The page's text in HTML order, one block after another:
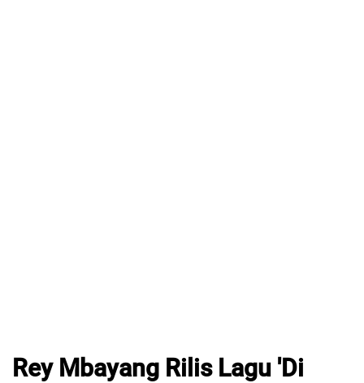
Rey Mbayang Rilis Lagu 'Di